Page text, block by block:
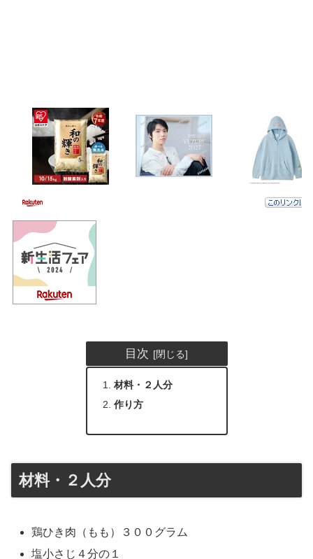
目次
材料・２人分
作り方
材料・２人分
鶏ひき肉（もも）３００グラム
塩小さじ４分の１